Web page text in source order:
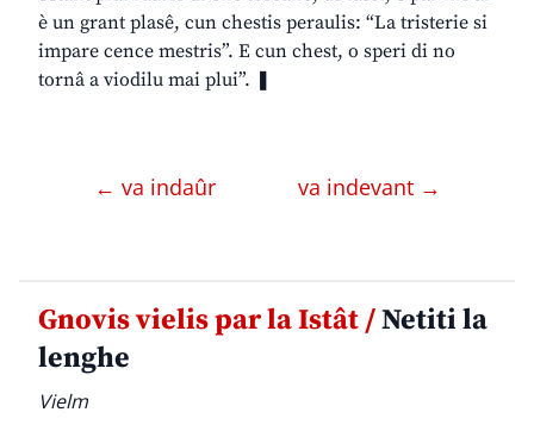
è un grant plasê, cun chestis peraulis: “La tristerie si
impare cence mestris”. E cun chest, o speri di no
tornâ a viodilu mai plui”. ❚
← va indaûr va indevant →
Gnovis vielis par la Istât /Netiti la
lenghe
Vielm